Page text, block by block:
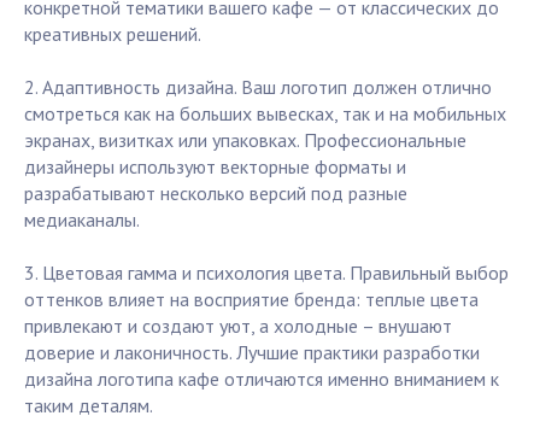
конкретной тематики вашего кафе — от классических до
креативных решений.
2. Адаптивность дизайна. Ваш логотип должен отлично
смотреться как на больших вывесках, так и на мобильных
экранах, визитках или упаковках. Профессиональные
дизайнеры используют векторные форматы и
разрабатывают несколько версий под разные
медиаканалы.
3. Цветовая гамма и психология цвета. Правильный выбор
оттенков влияет на восприятие бренда: теплые цвета
привлекают и создают уют, а холодные – внушают
доверие и лаконичность. Лучшие практики разработки
дизайна логотипа кафе отличаются именно вниманием к
таким деталям.